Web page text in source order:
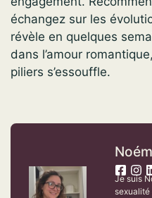
échangez sur les
révèle en quelques
dans l’amour
piliers s’essouffle.
Je suis
sexualité